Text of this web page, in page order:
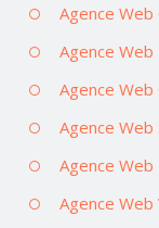
Agence Web
Agence
Agence Web
Agence Web
Agence Web
Agence